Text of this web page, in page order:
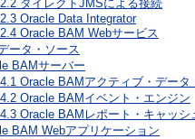
ダイレクトJMSによる接続
Oracle Data Integrator
Oracle BAM Webサービス
ータ・ソース
BAMサーバー
Oracle BAMアクティブ・データ
Oracle BAMイベント・エンジン
Oracle BAMレポート・キャッシ
BAM Webアプリケーション